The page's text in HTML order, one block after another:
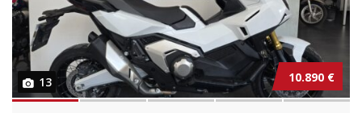
13 10.890 €